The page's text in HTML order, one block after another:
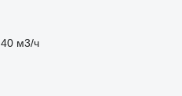
40 м3/ч